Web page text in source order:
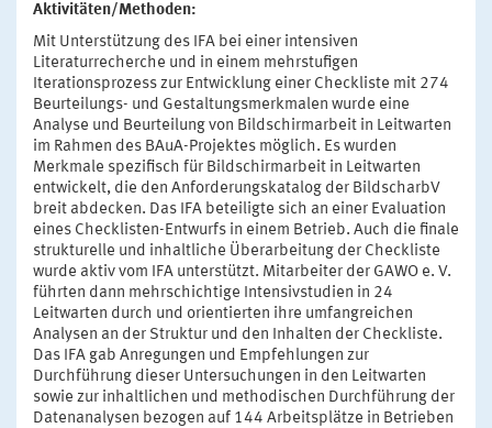
Aktivitäten/Methoden:
Mit Unterstützung des IFA bei einer intensiven
Literaturrecherche und in einem mehrstufigen
Iterationsprozess zur Entwicklung einer Checkliste mit 274
Beurteilungs- und Gestaltungsmerkmalen wurde eine
Analyse und Beurteilung von Bildschirmarbeit in Leitwarten
im Rahmen des BAuA-Projektes möglich. Es wurden
Merkmale spezifisch für Bildschirmarbeit in Leitwarten
entwickelt, die den Anforderungskatalog der BildscharbV
breit abdecken. Das IFA beteiligte sich an einer Evaluation
eines Checklisten-Entwurfs in einem Betrieb. Auch die finale
strukturelle und inhaltliche Überarbeitung der Checkliste
wurde aktiv vom IFA unterstützt. Mitarbeiter der GAWO e. V.
führten dann mehrschichtige Intensivstudien in 24
Leitwarten durch und orientierten ihre umfangreichen
Analysen an der Struktur und den Inhalten der Checkliste.
Das IFA gab Anregungen und Empfehlungen zur
Durchführung dieser Untersuchungen in den Leitwarten
sowie zur inhaltlichen und methodischen Durchführung der
Datenanalysen bezogen auf 144 Arbeitsplätze in Betrieben